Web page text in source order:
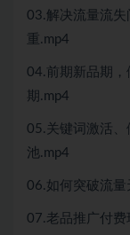
03.解决流量流
重.mp4
04.前期新品期
期.mp4
05.关键词激活、
池.mp4
06.如何突破流
07.老品推广付